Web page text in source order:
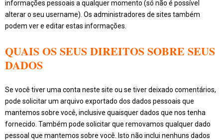
informações pessoais a qualquer momento (só não é possível
alterar o seu username). Os administradores de sites também
podem ver e editar estas informações.
QUAIS OS SEUS DIREITOS SOBRE SEUS
DADOS
Se você tiver uma conta neste site ou se tiver deixado comentários,
pode solicitar um arquivo exportado dos dados pessoais que
mantemos sobre você, inclusive quaisquer dados que nos tenha
fornecido. Também pode solicitar que removamos qualquer dado
pessoal que mantemos sobre você. Isto não inclui nenhuns dados